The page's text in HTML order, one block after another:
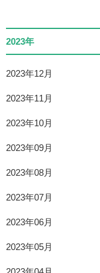
2023年
2023年12月
2023年11月
2023年10月
2023年09月
2023年08月
2023年07月
2023年06月
2023年05月